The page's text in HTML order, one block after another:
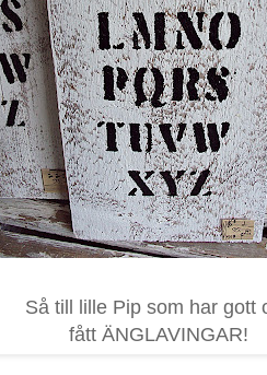
Så till lille Pip som har gott
fått ÄNGLAVINGAR!